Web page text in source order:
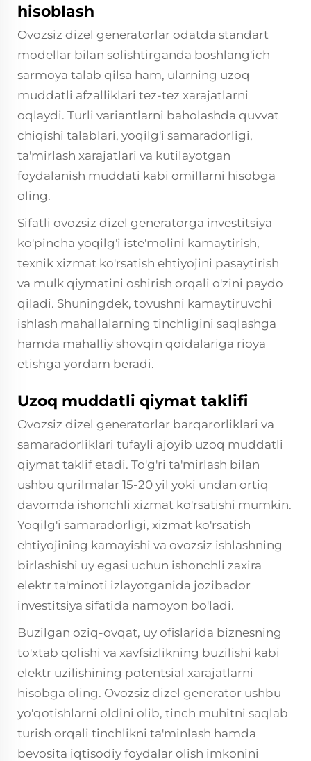
hisoblash
Ovozsiz dizel generatorlar odatda standart
modellar bilan solishtirganda boshlang'ich
sarmoya talab qilsa ham, ularning uzoq
muddatli afzalliklari tez-tez xarajatlarni
oqlaydi. Turli variantlarni baholashda quvvat
chiqishi talablari, yoqilg'i samaradorligi,
ta'mirlash xarajatlari va kutilayotgan
foydalanish muddati kabi omillarni hisobga
oling.
Sifatli ovozsiz dizel generatorga investitsiya
ko'pincha yoqilg'i iste'molini kamaytirish,
texnik xizmat ko'rsatish ehtiyojini pasaytirish
va mulk qiymatini oshirish orqali o'zini paydo
qiladi. Shuningdek, tovushni kamaytiruvchi
ishlash mahallalarning tinchligini saqlashga
hamda mahalliy shovqin qoidalariga rioya
etishga yordam beradi.
Uzoq muddatli qiymat taklifi
Ovozsiz dizel generatorlar barqarorliklari va
samaradorliklari tufayli ajoyib uzoq muddatli
qiymat taklif etadi. To'g'ri ta'mirlash bilan
ushbu qurilmalar 15-20 yil yoki undan ortiq
davomda ishonchli xizmat ko'rsatishi mumkin.
Yoqilg'i samaradorligi, xizmat ko'rsatish
ehtiyojining kamayishi va ovozsiz ishlashning
birlashishi uy egasi uchun ishonchli zaxira
elektr ta'minoti izlayotganida jozibador
investitsiya sifatida namoyon bo'ladi.
Buzilgan oziq-ovqat, uy ofislarida biznesning
to'xtab qolishi va xavfsizlikning buzilishi kabi
elektr uzilishining potentsial xarajatlarni
hisobga oling. Ovozsiz dizel generator ushbu
yo'qotishlarni oldini olib, tinch muhitni saqlab
turish orqali tinchlikni ta'minlash hamda
bevosita iqtisodiy foydalar olish imkonini